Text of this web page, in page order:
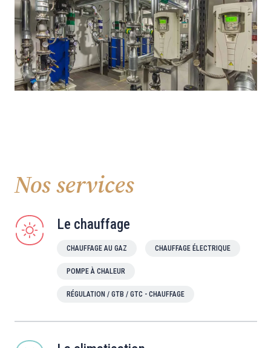
Nos services
Le chauffage
CHAUFFAGE AU GAZ CHAUFFAGE ÉLECTRIQUE
POMPE À CHALEUR
RÉGULATION / GTB / GTC - CHAUFFAGE